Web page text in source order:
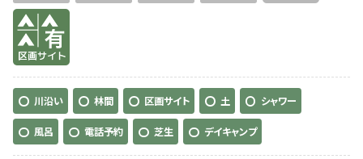
有り
川沿い 林間 区画サイト 土 シャワー
風呂 電話予約 芝生 デイキャンプ